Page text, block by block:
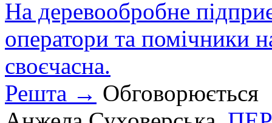
На деревообробне
оператори та помічники
своєчасна.
Решта → Обговорюється